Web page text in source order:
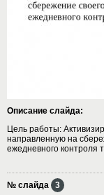
Описание слайда:
Цель работы:
направленную на
ежедневного контроля
№ слайда 3